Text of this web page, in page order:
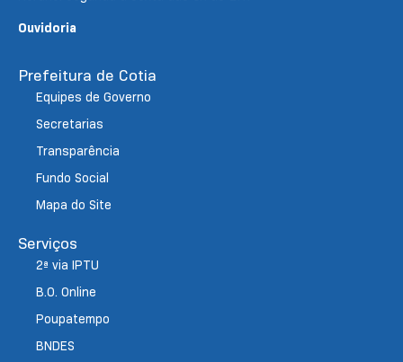
Ouvidoria
Prefeitura de Cotia
Equipes de Governo
Secretarias
Transparência
Fundo Social
Mapa do Site
Serviços
2ª via IPTU
B.O. Online
Poupatempo
BNDES